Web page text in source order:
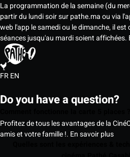
La programmation de la semaine (du
partir du lundi soir sur pathe.ma ou via
web l'app le samedi ou le dimanche, il
séances jusqu'au mardi soient affichées.
FREN
Do you have a question?
Profitez de tous les avantages de la
amis et votre famille !. En savoir plus